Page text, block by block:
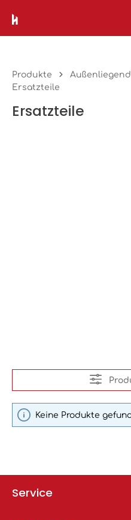
Zum Hauptinhalt springen
Produkte
Ersatzteile
Ersatzteile
Keine Produkte
Service